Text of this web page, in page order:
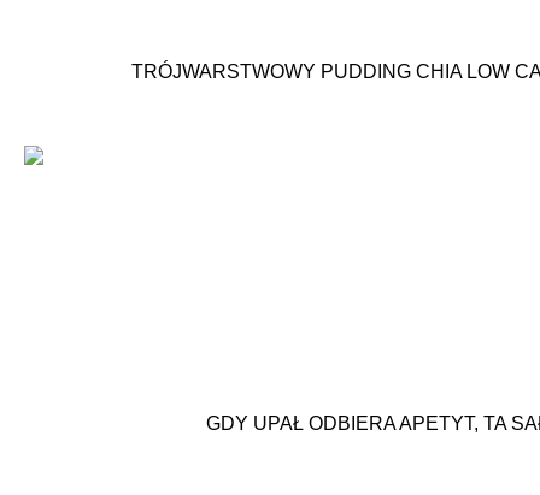
TRÓJWARSTWOWY PUDDING CHIA LOW
GDY UPAŁ ODBIERA APETYT, TA